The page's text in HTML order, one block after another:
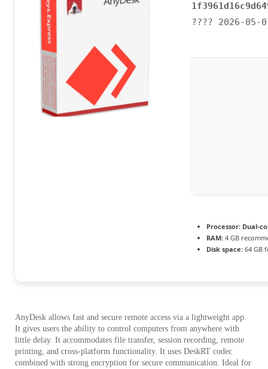
???? 2026-05-
Processor: Dual-
RAM: 4 GB
Disk space: 64 GB
AnyDesk allows fast and secure remote access via a lightweight app.
It gives users the ability to control computers from anywhere with
little delay. It accommodates file transfer, session recording, remote
printing, and cross-platform functionality. It uses DeskRT codec
combined with strong encryption for secure communication. Ideal for